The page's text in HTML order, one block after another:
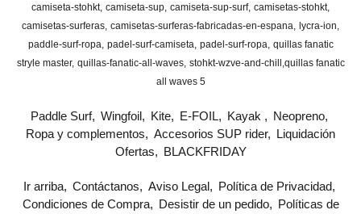
camiseta-stohkt camiseta-sup camiseta-sup-surf camisetas-stohkt
camisetas-surferas camisetas-surferas-fabricadas-en-espana
lycra-ion
paddle-surf-ropa padel-surf-camiseta padel-surf-ropa quillas fanatic
stryle master quillas-fanatic-all-waves stohkt-wzve-and-chill
​quillas fanatic
all waves 5
Paddle Surf Wingfoil Kite E-FOIL Kayak
Neopreno
Ropa y complementos
Accesorios SUP rider
Liquidación
Ofertas
BLACKFRIDAY
Ir arriba Contáctanos Aviso Legal
Política de Privacidad
Condiciones de Compra
Desistir de un pedido
Políticas de